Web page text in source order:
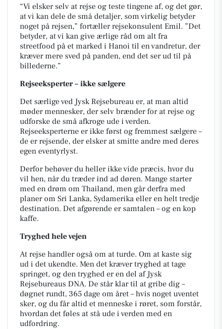
“Vi elsker selv at rejse og teste tingene af, og det gør,
at vi kan dele de små detaljer, som virkelig betyder
noget på rejsen,” fortæller rejsekonsulent Emil. ”Det
betyder, at vi kan give ærlige råd om alt fra
streetfood på et marked i Hanoi til en vandretur, der
kræver mere sved på panden, end det ser ud til på
billederne.”
Rejseeksperter – ikke sælgere
Det særlige ved Jysk Rejsebureau er, at man altid
møder mennesker, der selv brænder for at rejse og
udforske de små afkroge ude i verden.
Rejseeksperterne er ikke først og fremmest sælgere –
de er rejsende, der elsker at smitte andre med deres
egen eventyrlyst.
Derfor behøver du heller ikke vide præcis, hvor du
vil hen, når du træder ind ad døren. Mange starter
med en drøm om Thailand, men går derfra med
planer om Sri Lanka, Sydamerika eller en helt tredje
destination. Det afgørende er samtalen – og en kop
kaffe.
Tryghed hele vejen
At rejse handler også om at turde. Om at kaste sig
ud i det ukendte. Men det kræver tryghed at tage
springet, og den tryghed er en del af Jysk
Rejsebureaus DNA. De står klar til at gribe dig –
døgnet rundt, 365 dage om året – hvis noget uventet
sker, og du får altid et menneske i røret, som forstår,
hvordan det føles at stå ude i verden med en
udfordring.